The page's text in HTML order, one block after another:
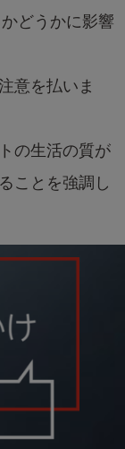
どうかに影響
意を払いま
の生活の質が
ことを強調し